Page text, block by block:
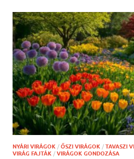
NYÁRI VIRÁGOK / ŐSZI VIRÁGOK / TAVASZI
VIRÁG FAJTÁK / VIRÁGOK GONDOZÁSA